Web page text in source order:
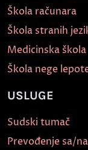
Škola računara
Škola stranih
Medicinska škola
Škola nege
USLUGE
Sudski tumač
Prevođenje sa/